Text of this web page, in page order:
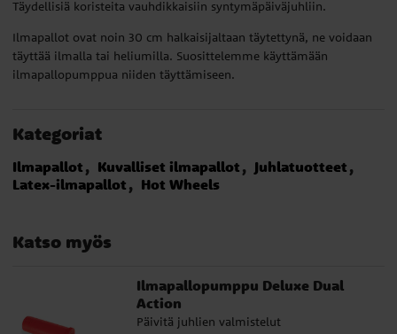
Täydellisiä koristeita vauhdikkaisiin syntymäpäiväjuhliin.
Ilmapallot ovat noin 30 cm halkaisijaltaan täytettynä, ne voidaan
täyttää ilmalla tai heliumilla. Suosittelemme käyttämään
ilmapallopumppua niiden täyttämiseen.
Kategoriat
Ilmapallot Kuvalliset ilmapallot
Juhlatuotteet
Latex-ilmapallot
Hot Wheels
Katso myös
Ilmapallopumppu Deluxe Dual
Action
Päivitä juhlien valmistelut